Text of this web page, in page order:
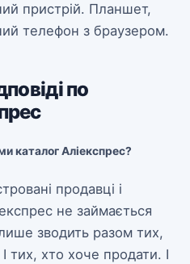
пристрій. Планшет,
телефон з браузером.
по
каталог Аліекспрес?
продавці і
не займається
зводить разом тих,
тих, хто хоче продати. І